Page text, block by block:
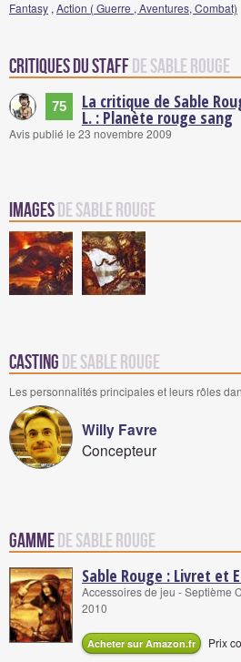
Fantasy , Action ( Guerre , Aventures, Combat)
Critiques du staffde Sable Rouge
75 La critique de Sable
L. : Planète rouge sang
Avis publié le 23 novembre 2009
Imagesde Sable Rouge
Casting de Sable Rouge
Les personnalités principales et leurs rôles
Willy Favre
Concepteur
Gammede Sable Rouge
Sable Rouge : Livret et
Accessoires de jeu - Septième
2010
Acheter sur Amazon.fr Prix